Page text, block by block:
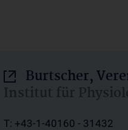
Burtscher,
Institut für
T: +43-1-40160 - 31432